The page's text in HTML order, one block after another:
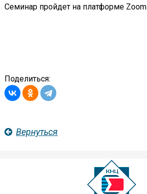
Семинар пройдет на платформе Zoom
Поделиться:
Вернуться